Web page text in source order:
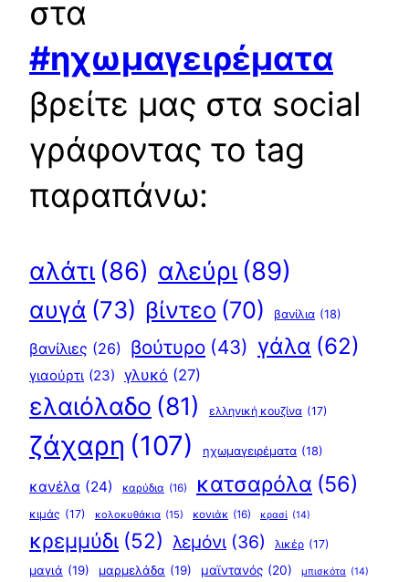
στα
#ηχωμαγειρέματα
βρείτε μας στα social
γράφοντας το tag
παραπάνω:
αλάτι (86) αλεύρι (89)
αυγά (73) βίντεο (70) βανίλια (18)
βανίλιες (26) βούτυρο (43) γάλα (62)
γιαούρτι (23) γλυκό (27)
ελαιόλαδο (81) ελληνική κουζίνα (17)
ζάχαρη (107) ηχωμαγειρέματα (18)
κανέλα (24) καρύδια (16) κατσαρόλα (56)
κιμάς (17) κολοκυθάκια (15) κονιάκ (16) κρασί (14)
κρεμμύδι (52) λεμόνι (36) λικέρ (17)
μαγιά (19) μαρμελάδα (19) μαϊντανός (20) μπισκότα (14)